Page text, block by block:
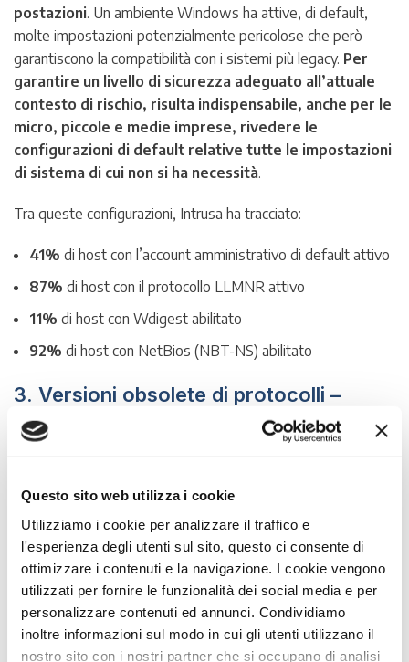
Questo sito web utilizza i cookie
Utilizziamo i cookie per analizzare il traffico e
l'esperienza degli utenti sul sito, questo ci consente di
ottimizzare i contenuti e la navigazione. I cookie vengono
utilizzati per fornire le funzionalità dei social media e per
personalizzare contenuti ed annunci. Condividiamo
inoltre informazioni sul modo in cui gli utenti utilizzano il
nostro sito con i nostri partner che si occupano di analisi
postazioni. Un ambiente Windows ha attive, di default,
molte impostazioni potenzialmente pericolose che però
garantiscono la compatibilità con i sistemi più legacy. Per
garantire un livello di sicurezza adeguato all’attuale
contesto di rischio, risulta indispensabile, anche per le
micro, piccole e medie imprese, rivedere le
configurazioni di default relative tutte le impostazioni
di sistema di cui non si ha necessità.
Tra queste configurazioni, Intrusa ha tracciato:
41% di host con l’account amministrativo di default attivo
87% di host con il protocollo LLMNR attivo
11% di host con Wdigest abilitato
92% di host con NetBios (NBT-NS) abilitato
3. Versioni obsolete di protocolli –
SMB
disattiva automaticamente i protocolli obsoleti ed
protocolli obsoleti non necessari
Analizzando la situazione per il protocollo SMB (Server
Message Block) è emerso che:
33% degli host hanno il protocollo SMBv1/CIFS abilitato: